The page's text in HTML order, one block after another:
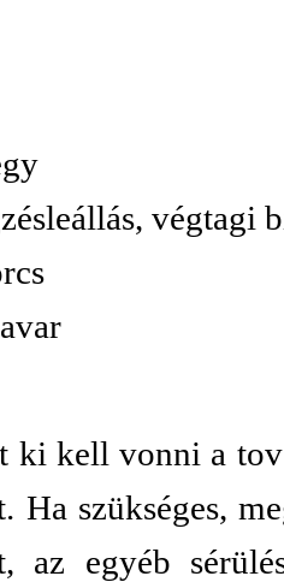
végtagi
ki kell vonni a
Ha szükséges,
az egyéb